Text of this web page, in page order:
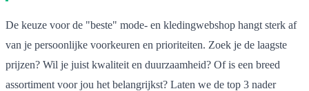
De keuze voor de "beste" mode- en kledingwebshop hangt sterk af
van je persoonlijke voorkeuren en prioriteiten. Zoek je de laagste
prijzen? Wil je juist kwaliteit en duurzaamheid? Of is een breed
assortiment voor jou het belangrijkst? Laten we de top 3 nader